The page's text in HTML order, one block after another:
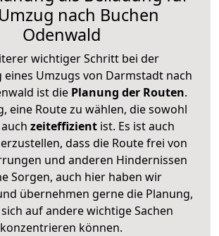
nach Buchen
Odenwald
wichtiger Schritt bei der
Umzugs von Darmstadt nach
ist diePlanung der Routen.
eine Route zu wählen, die sowohl
zeiteffizientist. Es ist auch
dass die Route frei von
und anderen Hindernissen
Sorgen, auch hier haben wir
übernehmen gerne die Planung,
auf andere wichtige Sachen
konzentrieren können.